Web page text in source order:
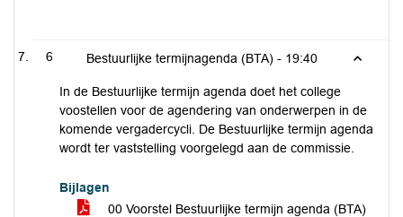
6 Bestuurlijke termijnagenda (BTA) - 19:40
In de Bestuurlijke termijn agenda doet het college
voostellen voor de agendering van onderwerpen in de
komende vergadercycli. De Bestuurlijke termijn agenda
wordt ter vaststelling voorgelegd aan de commissie.
Bijlagen
00 Voorstel Bestuurlijke termijn agenda (BTA)